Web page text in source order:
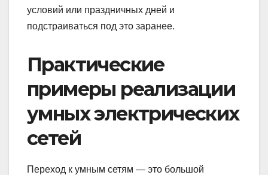
условий или праздничных дней и
подстраиваться под это заранее.
Практические
примеры реализации
умных электрических
сетей
Переход к умным сетям — это большой